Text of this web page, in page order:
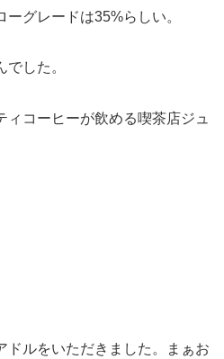
グレードは35%らしい。
した。
ィコーヒーが飲める喫茶店ジュ
ドルをいただきました。まぁお